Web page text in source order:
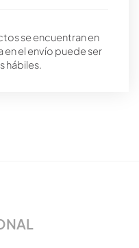
se encuentran en
el envío puede ser
hábiles.